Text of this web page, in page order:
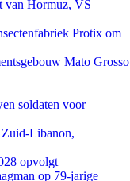
van Hormuz, VS
Protix om
Mato Grosso
soldaten voor
Libanon,
opvolgt
op 79-jarige